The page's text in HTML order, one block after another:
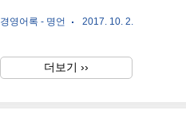
경영어록 - 명언 2017. 10. 2.
더보기 ››